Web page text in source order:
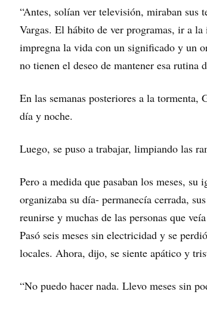
“Antes, solían ver televisión, miraban sus
Vargas. El hábito de ver programas, ir a
impregna la vida con un significado y un
no tienen el deseo de mantener esa
En las semanas posteriores a la
día y noche.
Luego, se puso a trabajar, limpiando las
Pero a medida que pasaban los meses,
organizaba su día- permanecía cerrada,
reunirse y muchas de las personas que
Pasó seis meses sin electricidad y se
locales. Ahora, dijo, se siente apático y
“No puedo hacer nada. Llevo meses sin